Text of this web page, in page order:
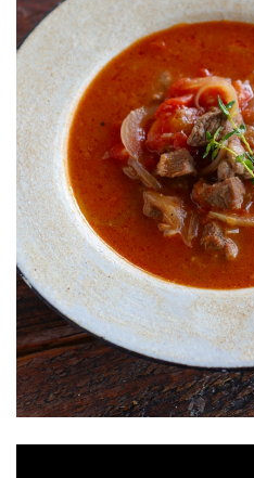
About
アンズコ
お問い
牛肉・ラム肉
お役立